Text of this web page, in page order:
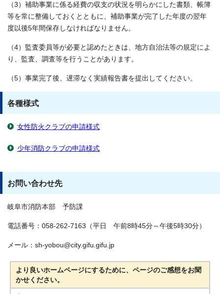
（3）補助事業に係る経費の収支の状況を明らかにした書類、帳簿
等を常に整備しておくとともに、補助事業が完了した年度の翌年
度以後5年間保存しなければなりません。
（4）監査委員等が必要と認めたときは、地方自治法等の規定によ
り、監査、調査等を行うことがあります。
（5）事業完了後、遅滞なく実績報告書を提出してください。
各種様式
女性防火クラブの申請様式
少年消防クラブの申請様式
お問い合わせ先
岐阜市消防本部 予防課
電話番号：058-262-7163（平日 午前8時45分～午後5時30分）
メール：sh-yobou@city.gifu.gifu.jp
より良いホームページにするために、ページのご感想をお聞
かせください。